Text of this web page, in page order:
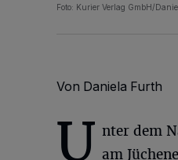
Foto: Kurier Verlag GmbH/
Von Daniela Furth
U nter dem
am